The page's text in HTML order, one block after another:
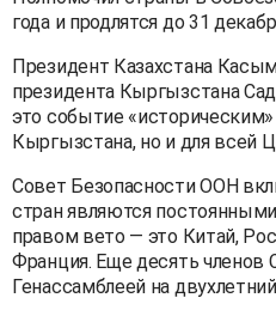
года и продлятся до 31
Президент Казахстана
президента Кыргызстана
это событие
Кыргызстана, но и для всей
Совет Безопасности ООН
стран являются
правом вето — это Китай,
Франция. Еще десять членов
Генассамблеей на